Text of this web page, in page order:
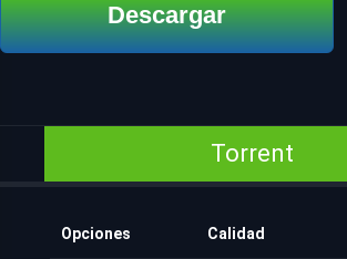
Descargar
Torrent
Opciones Calidad